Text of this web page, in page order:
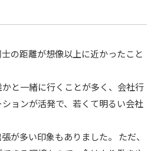
の距離が想像以上に近かったこと
と一緒に行くことが多く、会社行
ョンが活発で、若くて明るい会社
が多い印象もありました。 ただ、